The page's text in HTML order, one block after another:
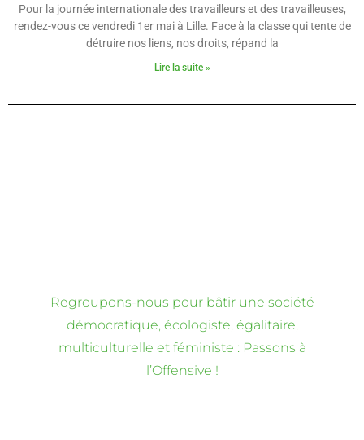
Pour la journée internationale des travailleurs et des travailleuses,
rendez-vous ce vendredi 1er mai à Lille. Face à la classe qui tente de
détruire nos liens, nos droits, répand la
Lire la suite »
Regroupons-nous pour bâtir une société
démocratique, écologiste, égalitaire,
multiculturelle et féministe : Passons à
l’Offensive !